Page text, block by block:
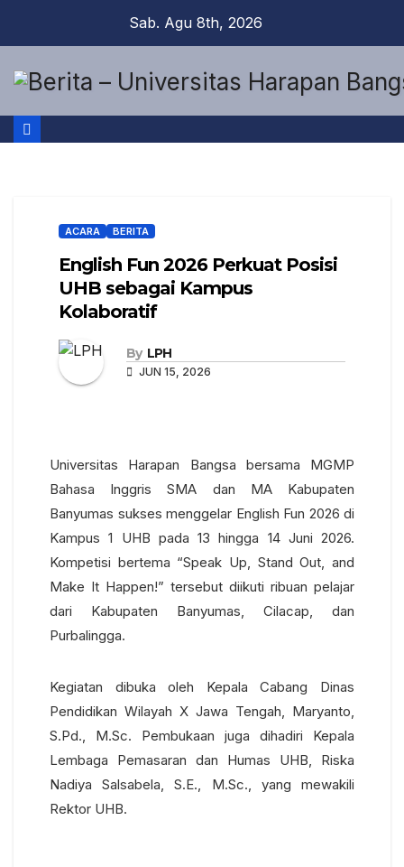
Sab. Agu 8th, 2026
ACARA BERITA
English Fun 2026 Perkuat Posisi
UHB sebagai Kampus
Kolaboratif
By LPH
JUN 15, 2026
Universitas Harapan Bangsa bersama MGMP
Bahasa Inggris SMA dan MA Kabupaten
Banyumas sukses menggelar English Fun 2026 di
Kampus 1 UHB pada 13 hingga 14 Juni 2026.
Kompetisi bertema “Speak Up, Stand Out, and
Make It Happen!” tersebut diikuti ribuan pelajar
dari Kabupaten Banyumas, Cilacap, dan
Purbalingga.
Kegiatan dibuka oleh Kepala Cabang Dinas
Pendidikan Wilayah X Jawa Tengah, Maryanto,
S.Pd., M.Sc. Pembukaan juga dihadiri Kepala
Lembaga Pemasaran dan Humas UHB, Riska
Nadiya Salsabela, S.E., M.Sc., yang mewakili
Rektor UHB.